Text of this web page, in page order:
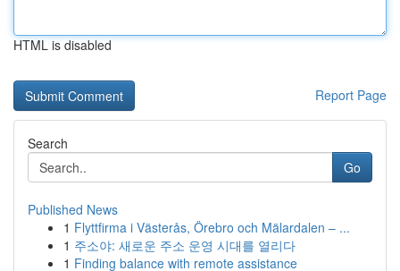
HTML is disabled
Report Page
Search
Go
Published News
1 Flyttfirma i Västerås, Örebro och Mälardalen – ...
1 주소야: 새로운 주소 운영 시대를 열리다
1 Finding balance with remote assistance